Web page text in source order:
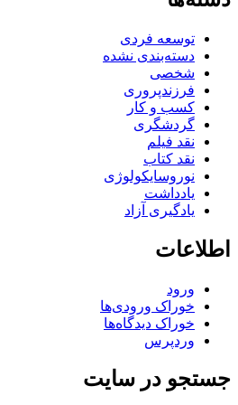
توسعه فردی
دسته‌بندی نشده
شخصی
فرزندپروری
کسب و کار
گردشگری
نقد فیلم
نقد کتاب
نوروسایکولوژی
یادداشت
یادگیری آزاد
اطلاعات
ورود
خوراک ورودی‌ها
خوراک دیدگاه‌ها
وردپرس
جستجو در سایت